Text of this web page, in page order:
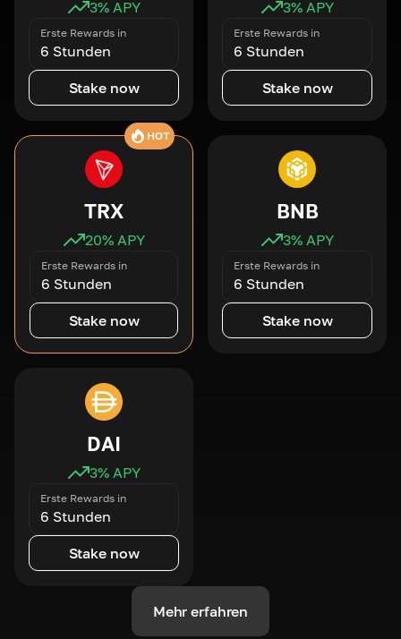
3% APY
Erste Rewards in
6 Stunden
Stake now
3% APY
Erste Rewards in
6 Stunden
Stake now
HOT
TRX
20% APY
Erste Rewards in
6 Stunden
Stake now
BNB
3% APY
Erste Rewards in
6 Stunden
Stake now
DAI
3% APY
Erste Rewards in
6 Stunden
Stake now
Mehr erfahren